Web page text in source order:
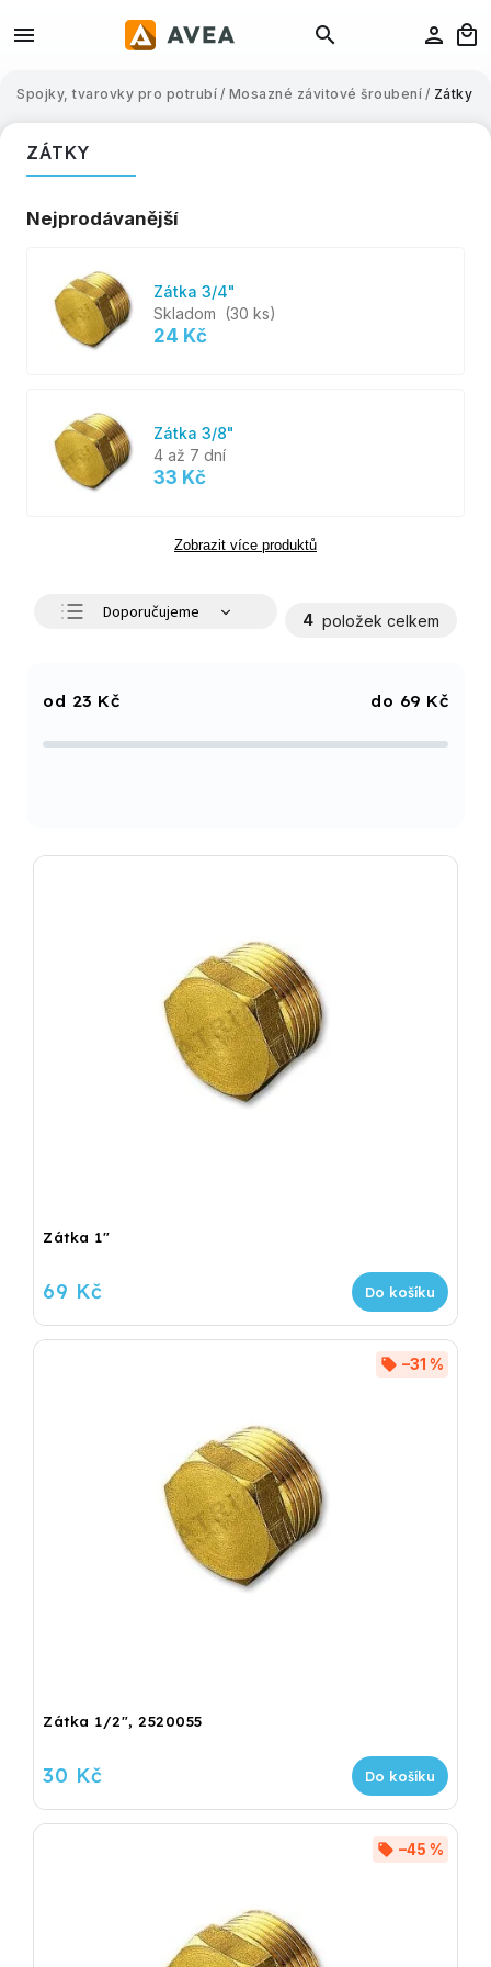
Spojky, tvarovky pro potrubí / Mosazné závitové šroubení / Zátky
ZÁTKY
Nejprodávanější
Zátka 3/4"
Skladom (30 ks)
24 Kč
Zátka 3/8"
4 až 7 dní
33 Kč
Zobrazit více produktů
Doporučujeme
Abecedně
4 položek celkem
23 Kč 69 Kč
Zátka 1"
69 Kč Do košíku
Zátka 1/2", 2520055
–31 %
30 Kč Do košíku
–45 %